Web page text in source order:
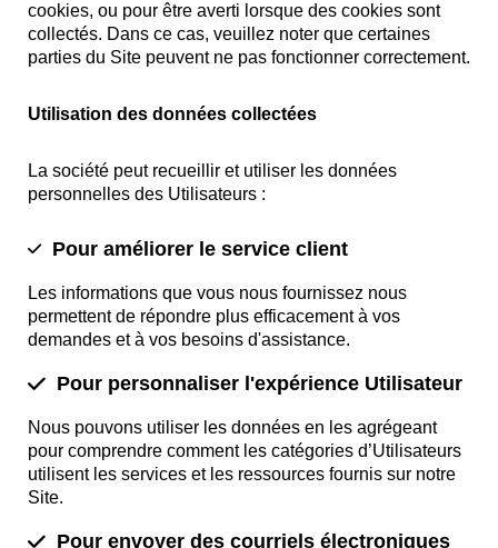
cookies, ou pour être averti lorsque des cookies sont
collectés. Dans ce cas, veuillez noter que certaines
parties du Site peuvent ne pas fonctionner correctement.
Utilisation des données collectées
La société peut recueillir et utiliser les données
personnelles des Utilisateurs :
Pour améliorer le service client
Les informations que vous nous fournissez nous
permettent de répondre plus efficacement à vos
demandes et à vos besoins d'assistance.
Pour personnaliser l'expérience Utilisateur
Nous pouvons utiliser les données en les agrégeant
pour comprendre comment les catégories d’Utilisateurs
utilisent les services et les ressources fournis sur notre
Site.
Pour envoyer des courriels électroniques